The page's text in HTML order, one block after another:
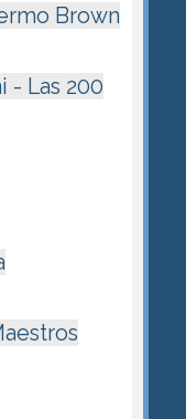
Brown
- Las 200